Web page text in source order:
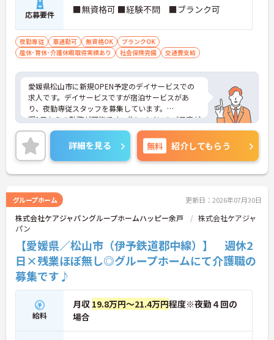
■ 仕事と私生活を両立しやすい
休暇を確保しながら働ける環境です
・年間休日110日
・月9～10日休み
・夏季休暇4日あり
→ オンオフのメリハリをつけながら長く働きやすい
環境です♪
応募要件 ■無資格可 ■経験不問 ■ブランク可
夜勤専従 車通勤可 無資格OK
ブランクOK
産休･育休･介護休暇取得実績あり
社会保険完備 交通費支給
愛媛県松山市に新規OPEN予定のデイサービスでの
求人です。デイサービスですが宿泊サービスがあ
り、夜勤専従スタッフを募集しています。
週1日からの勤務が可能です。他にメインのご予定が
ある方にお勧めの働き方です☆
ご興味のある方には、面接対策ポイントなど、さら
に詳細をご案内しますのでお気軽にご相談くださ
い！
詳細を見る 無料 紹介してもらう
グループホーム 更新日：2026年07月30日
株式会社ケアジャパングループホームハッピー余戸
株式会社ケアジャ
パン
【愛媛県／松山市（伊予鉄道郡中線）】 週休2
日×残業ほぼ無し◎グループホームにて介護職の
募集です♪
給料
月収 19.8万円～21.4万円程度※夜勤４回の
場合